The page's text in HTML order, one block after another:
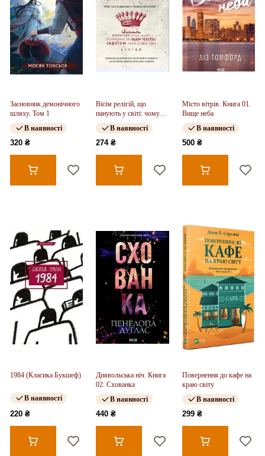
Засновник демонічного
шляху. Том 1
В наявності
320 ₴
Вісім релігій, що
панують у світі: чому
їхні відмінності мають
значенняВ наявності
274 ₴
Місто вітрів. Книга 01.
Вище неба
В наявності
500 ₴
1984 (Класика Букшеф)
В наявності
220 ₴
Диявольська ніч. Книга
02. Схованка
В наявності
440 ₴
Повернення до кафе на
краю світу
В наявності
299 ₴